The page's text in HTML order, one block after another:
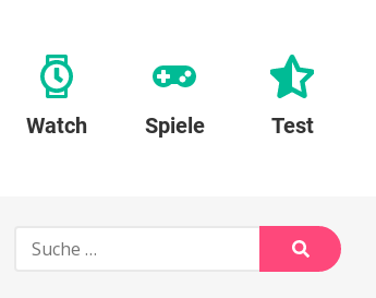
Watch Spiele Test
Suche
Suche